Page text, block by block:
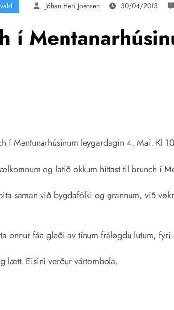
Jóhan Heri Joensen 30/04/2013
í
í Mentunarhúsinum leygardagin 4. Mai. Kl
og latið okkum hittast til brunch í
saman við bygdafólki og grannum, við
onnur fáa gleði av tínum fráløgdu lutum,
lætt. Eisini verður vártombola.